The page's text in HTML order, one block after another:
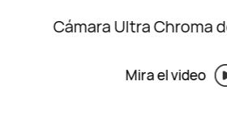
Cámara Ultra Chroma
Mira el video